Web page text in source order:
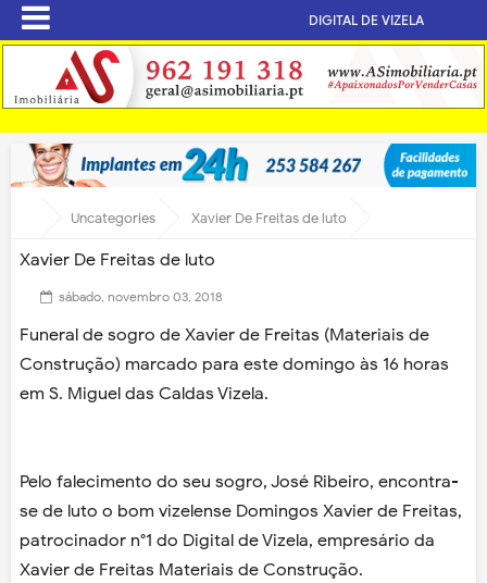
DIGITAL DE VIZELA
Uncategories Xavier De Freitas de luto
Xavier De Freitas de luto
sábado, novembro 03, 2018
Funeral de sogro de Xavier de Freitas (Materiais de
Construção) marcado para este domingo às 16 horas
em S. Miguel das Caldas Vizela.
Pelo falecimento do seu sogro, José Ribeiro, encontra-
se de luto o bom vizelense Domingos Xavier de Freitas,
patrocinador n°1 do Digital de Vizela, empresário da
Xavier de Freitas Materiais de Construção.